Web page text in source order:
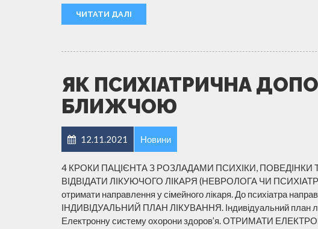
ЧИТАТИ ДАЛІ
ЯК ПСИХІАТРИЧНА
БЛИЖЧОЮ
12.11.2021 Новини
4 КРОКИ ПАЦІЄНТА З РОЗЛАДАМИ ПСИХІКИ, ПОВЕДІНКИ
ВІДВІДАТИ ЛІКУЮЧОГО ЛІКАРЯ (НЕВРОЛОГА ЧИ
отримати направлення у сімейного лікаря. До психіатра
ІНДИВІДУАЛЬНИЙ ПЛАН ЛІКУВАННЯ. Індивідуальний план
Електронну систему охорони здоров’я. ОТРИМАТИ